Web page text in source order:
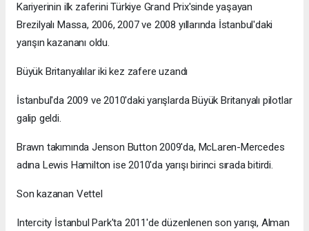
Kariyerinin ilk zaferini Türkiye Grand Prix'sinde yaşayan
Brezilyalı Massa, 2006, 2007 ve 2008 yıllarında İstanbul'daki
yarışın kazananı oldu.
Büyük Britanyalılar iki kez zafere uzandı
İstanbul'da 2009 ve 2010'daki yarışlarda Büyük Britanyalı pilotlar
galip geldi.
Brawn takımında Jenson Button 2009'da, McLaren-Mercedes
adına Lewis Hamilton ise 2010'da yarışı birinci sırada bitirdi.
Son kazanan Vettel
Intercity İstanbul Park'ta 2011'de düzenlenen son yarışı, Alman